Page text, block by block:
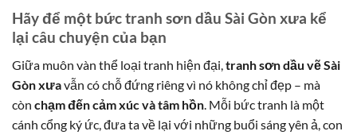
Hãy để một bức tranh sơn dầu Sài Gòn xưa kể
lại câu chuyện của bạn
Giữa muôn vàn thể loại tranh hiện đại,tranh sơn dầu vẽ Sài
Gòn xưavẫn có chỗ đứng riêng vì nó không chỉ đẹp – mà
còn chạm đến cảm xúc và tâm hồn. Mỗi bức tranh là một
cánh cổng ký ức, đưa ta về lại với những buổi sáng yên ả, con